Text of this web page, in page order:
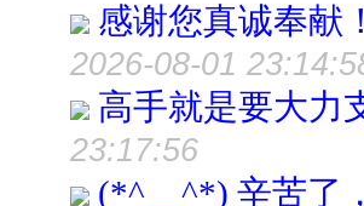
感谢您真诚奉献
2026-08-01
高手就是要大力
23:17:56
(*^__^*) 辛苦了